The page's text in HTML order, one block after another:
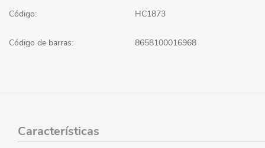
Código: HC1873
Código de barras: 8658100016968
Características